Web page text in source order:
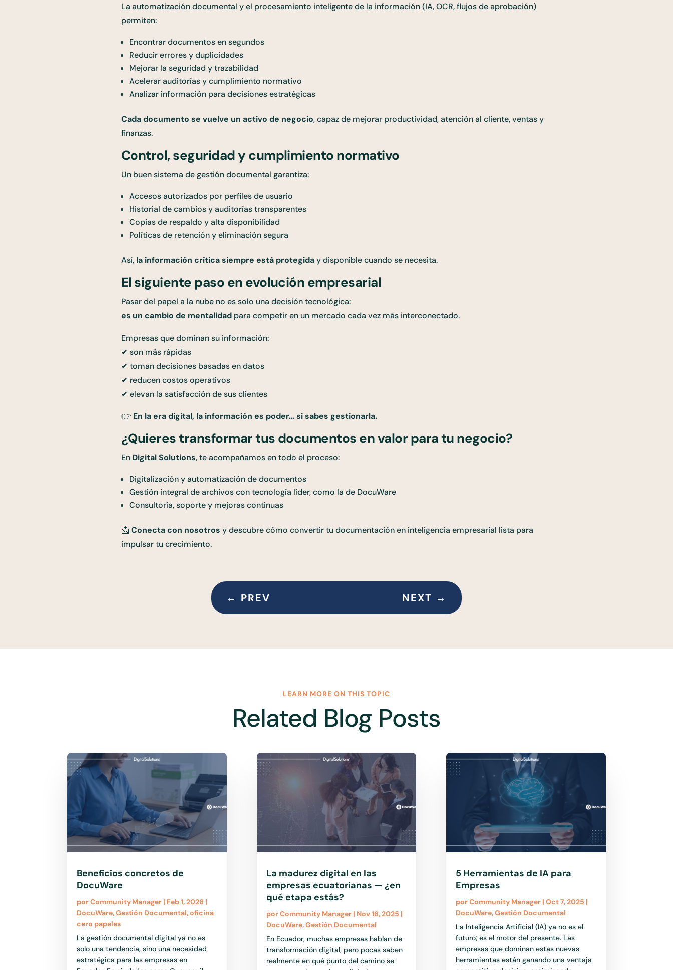
La automatización documental y el procesamiento inteligente de la información (IA, OCR, flujos de aprobación)
permiten:
Encontrar documentos en segundos
Reducir errores y duplicidades
Mejorar la seguridad y trazabilidad
Acelerar auditorías y cumplimiento normativo
Analizar información para decisiones estratégicas
Cada documento se vuelve un activo de negocio, capaz de mejorar productividad, atención al cliente, ventas y
finanzas.
Control, seguridad y cumplimiento normativo
Un buen sistema de gestión documental garantiza:
Accesos autorizados por perfiles de usuario
Historial de cambios y auditorías transparentes
Copias de respaldo y alta disponibilidad
Políticas de retención y eliminación segura
Así, la información crítica siempre está protegiday disponible cuando se necesita.
El siguiente paso en evolución empresarial
Pasar del papel a la nube no es solo una decisión tecnológica:
es un cambio de mentalidad para competir en un mercado cada vez más interconectado.
Empresas que dominan su información:
✔ son más rápidas
✔ toman decisiones basadas en datos
✔ reducen costos operativos
✔ elevan la satisfacción de sus clientes
👉 En la era digital, la información es poder… si sabes gestionarla.
¿Quieres transformar tus documentos en valor para tu negocio?
En Digital Solutions, te acompañamos en todo el proceso:
Digitalización y automatización de documentos
Gestión integral de archivos con tecnología líder, como la de DocuWare
Consultoría, soporte y mejoras continuas
📩 Conecta con nosotros y descubre cómo convertir tu documentación en inteligencia empresarial lista para
impulsar tu crecimiento.
← PREV NEXT →
LEARN MORE ON THIS TOPIC
Related Blog Posts
Beneficios concretos de
DocuWare
porCommunity Manager | Feb 1, 2026 |
DocuWare,Gestión Documental,oficina
cero papeles
La gestión documental digital ya no es
solo una tendencia, sino una necesidad
estratégica para las empresas en
La madurez digital en las
empresas ecuatorianas — ¿en
qué etapa estás?
porCommunity Manager| Nov 16, 2025 |
DocuWare,Gestión Documental
En Ecuador, muchas empresas hablan de
transformación digital, pero pocas saben
realmente en qué punto del camino se
5 Herramientas de IA para
Empresas
porCommunity Manager| Oct 7, 2025 |
DocuWare,Gestión Documental
La Inteligencia Artificial (IA) ya no es el
futuro; es el motor del presente. Las
empresas que dominan estas nuevas
herramientas están ganando una ventaja